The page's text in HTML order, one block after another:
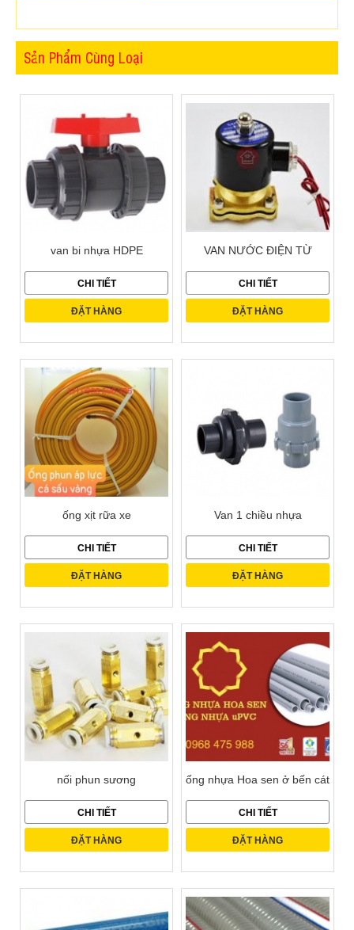
Sản Phẩm Cùng Loại
van bi nhựa HDPE
CHI TIẾT
ĐẶT HÀNG
VAN NƯỚC ĐIỆN TỪ
CHI TIẾT
ĐẶT HÀNG
ống xịt rữa xe
CHI TIẾT
ĐẶT HÀNG
Van 1 chiều nhựa
CHI TIẾT
ĐẶT HÀNG
nối phun sương
CHI TIẾT
ĐẶT HÀNG
ống nhựa Hoa sen ở bến cát
CHI TIẾT
ĐẶT HÀNG